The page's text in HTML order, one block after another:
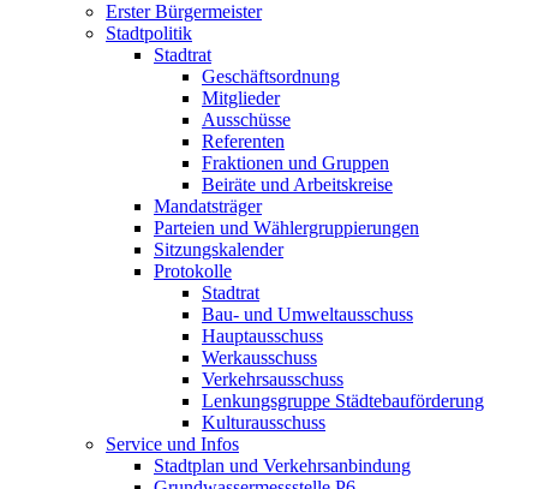
Erster Bürgermeister
Stadtpolitik
Stadtrat
Geschäftsordnung
Mitglieder
Ausschüsse
Referenten
Fraktionen und Gruppen
Beiräte und Arbeitskreise
Mandatsträger
Parteien und Wählergruppierungen
Sitzungskalender
Protokolle
Stadtrat
Bau- und Umweltausschuss
Hauptausschuss
Werkausschuss
Verkehrsausschuss
Lenkungsgruppe Städtebauförderung
Kulturausschuss
Service und Infos
Stadtplan und Verkehrsanbindung